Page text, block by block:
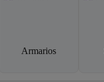
Armarios